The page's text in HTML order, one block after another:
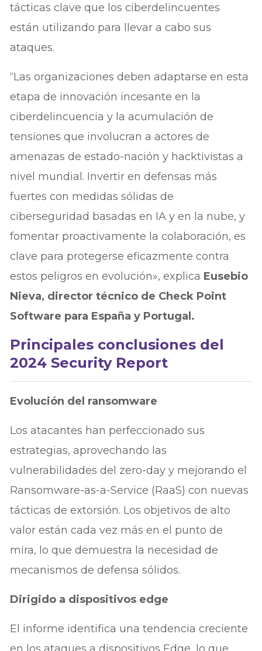
tácticas clave que los ciberdelincuentes
están utilizando para llevar a cabo sus
ataques.
“Las organizaciones deben adaptarse en esta
etapa de innovación incesante en la
ciberdelincuencia y la acumulación de
tensiones que involucran a actores de
amenazas de estado-nación y hacktivistas a
nivel mundial. Invertir en defensas más
fuertes con medidas sólidas de
ciberseguridad basadas en IA y en la nube, y
fomentar proactivamente la colaboración, es
clave para protegerse eficazmente contra
estos peligros en evolución», explica Eusebio
Nieva, director técnico de Check Point
Software para España y Portugal.
Principales conclusiones del
2024 Security Report
Evolución del ransomware
Los atacantes han perfeccionado sus
estrategias, aprovechando las
vulnerabilidades del zero-day y mejorando el
Ransomware-as-a-Service (RaaS) con nuevas
tácticas de extorsión. Los objetivos de alto
valor están cada vez más en el punto de
mira, lo que demuestra la necesidad de
mecanismos de defensa sólidos.
Dirigido a dispositivos edge
El informe identifica una tendencia creciente